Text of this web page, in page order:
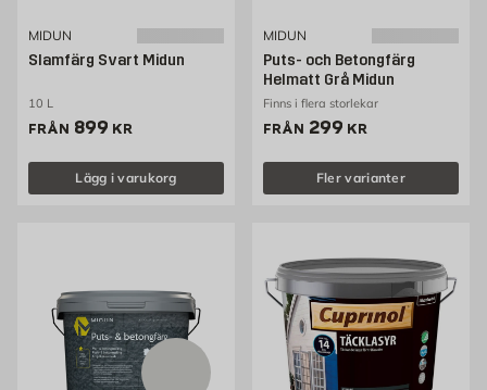
MIDUN
Slamfärg Svart Midun
10 L
FRÅN Pris 899 kr
899 KR
Lägg i varukorg
MIDUN
Puts- och Betongfärg
Helmatt Grå Midun
Finns i flera storlekar
FRÅN Pris 299 kr
299 KR
Fler varianter